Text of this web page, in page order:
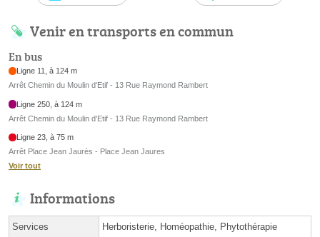
Venir en transports en commun
En bus
Ligne 11, à 124 m
Arrêt Chemin du Moulin d'Etif - 13 Rue Raymond Rambert
Ligne 250, à 124 m
Arrêt Chemin du Moulin d'Etif - 13 Rue Raymond Rambert
Ligne 23, à 75 m
Arrêt Place Jean Jaurès - Place Jean Jaures
Voir tout
Informations
Services Herboristerie, Homéopathie, Phytothérapie